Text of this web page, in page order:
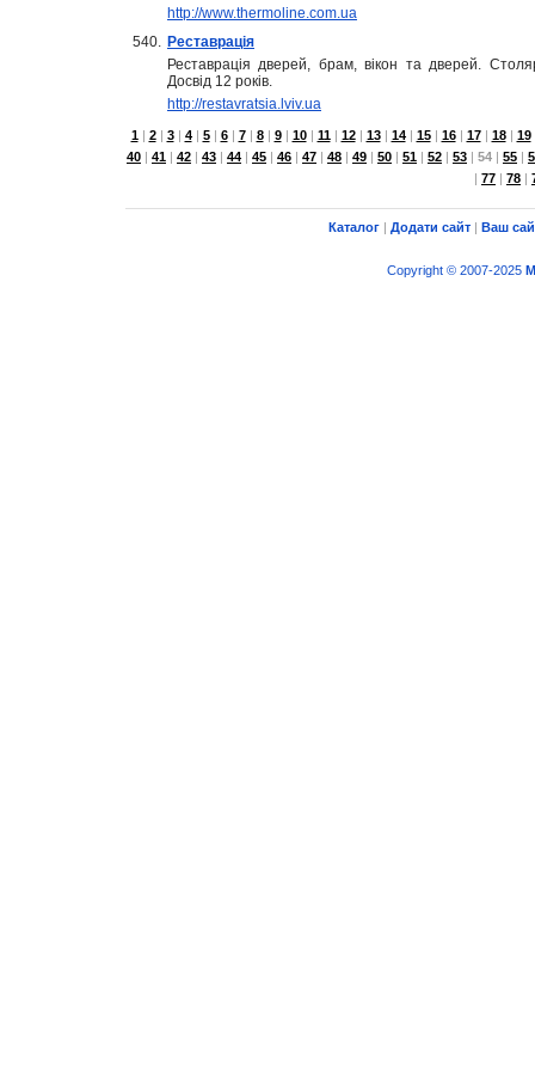
http://www.thermoline.com.ua
540. Реставрація
Реставрація дверей, брам, вікон та дверей.
Досвід 12 років.
http://restavratsia.lviv.ua
1| 2| 3| 4| 5| 6| 7| 8| 9| 10| 11| 12| 13| 14| 15| 16| 17| 18| 19
40 | 41 | 42 | 43 | 44 | 45 | 46 | 47 | 48 | 49 | 50 | 51 | 52 | 53 | 54 | 55 |
| 77 | 78 |
Каталог | Додати сайт | Ваш
Copyright © 2007-2025